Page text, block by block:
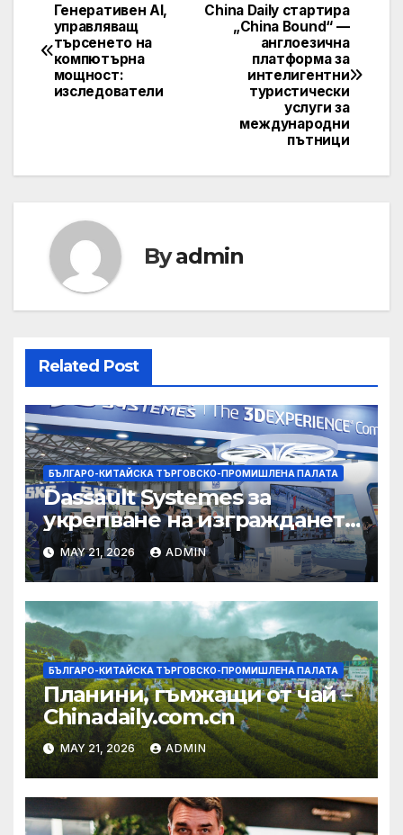
Post
navigation
China Daily стартира
„China Bound“ —
англоезична
платформа за
интелигентни
туристически
услуги за
международни
пътници
Генеративен AI,
управляващ
търсенето на
компютърна
мощност:
изследователи
Byadmin
Related Post
БЪЛГАРО-КИТАЙСКА ТЪРГОВСКО-ПРОМИШЛЕНА ПАЛАТА
Dassault Systemes за
укрепване на изграждането
на AI екосистема в Китай
MAY 21, 2026 ADMIN
БЪЛГАРО-КИТАЙСКА ТЪРГОВСКО-ПРОМИШЛЕНА ПАЛАТА
Планини, гъмжащи от чай –
Chinadaily.com.cn
MAY 21, 2026 ADMIN